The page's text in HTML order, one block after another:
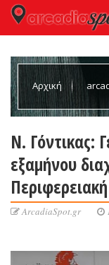
Αρχική
Ν. Γόντικας:
εξαμήνου
ArcadiaSpot.gr